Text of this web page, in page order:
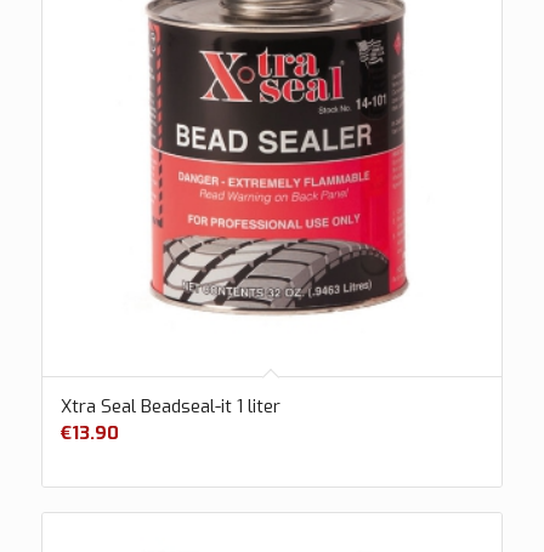
Xtra Seal Beadseal-it 1 liter
€13.90